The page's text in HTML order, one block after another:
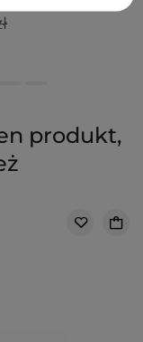
produkt,